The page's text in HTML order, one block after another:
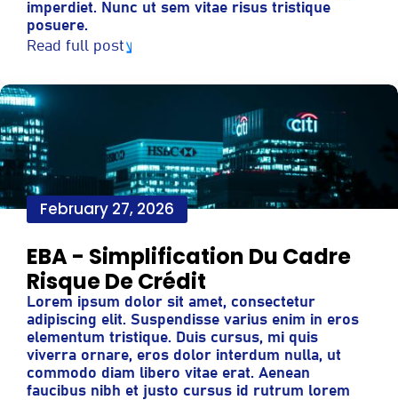
imperdiet. Nunc ut sem vitae risus tristique
posuere.
Read full post
February 27, 2026
EBA - Simplification Du Cadre
Risque De Crédit
Lorem ipsum dolor sit amet, consectetur
adipiscing elit. Suspendisse varius enim in eros
elementum tristique. Duis cursus, mi quis
viverra ornare, eros dolor interdum nulla, ut
commodo diam libero vitae erat. Aenean
faucibus nibh et justo cursus id rutrum lorem